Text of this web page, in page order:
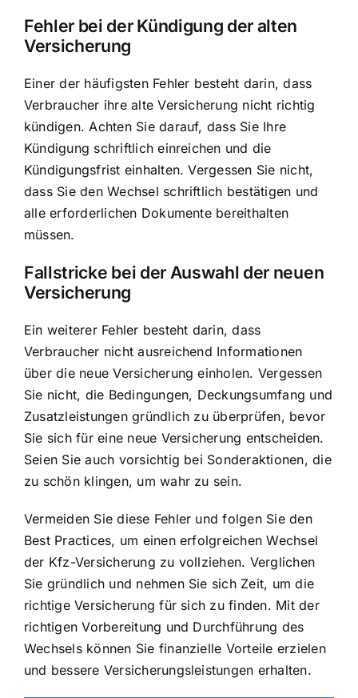
Fehler bei der Kündigung der alten
Versicherung
Einer der häufigsten Fehler besteht darin, dass
Verbraucher ihre alte Versicherung nicht richtig
kündigen. Achten Sie darauf, dass Sie Ihre
Kündigung schriftlich einreichen und die
Kündigungsfrist einhalten. Vergessen Sie nicht,
dass Sie den Wechsel schriftlich bestätigen und
alle erforderlichen Dokumente bereithalten
müssen.
Fallstricke bei der Auswahl der neuen
Versicherung
Ein weiterer Fehler besteht darin, dass
Verbraucher nicht ausreichend Informationen
über die neue Versicherung einholen. Vergessen
Sie nicht, die Bedingungen, Deckungsumfang und
Zusatzleistungen gründlich zu überprüfen, bevor
Sie sich für eine neue Versicherung entscheiden.
Seien Sie auch vorsichtig bei Sonderaktionen, die
zu schön klingen, um wahr zu sein.
Vermeiden Sie diese Fehler und folgen Sie den
Best Practices, um einen erfolgreichen Wechsel
der Kfz-Versicherung zu vollziehen. Verglichen
Sie gründlich und nehmen Sie sich Zeit, um die
richtige Versicherung für sich zu finden. Mit der
richtigen Vorbereitung und Durchführung des
Wechsels können Sie finanzielle Vorteile erzielen
und bessere Versicherungsleistungen erhalten.